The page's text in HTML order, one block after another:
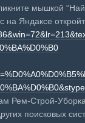
мышкой
Яндаксе
Рем-Строй-
поисковых